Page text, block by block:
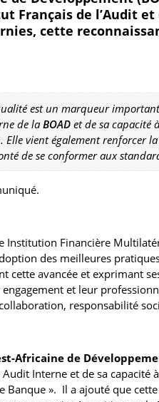
Français de l’Audit
cette
est un marqueur
de laBOAD et de sa capacité
Elle vient également renforcer
de se conformer aux
Institution Financière
des meilleures
cette avancée et exprimant
et leur
responsabilité
Africaine de
Interne et de sa capacité
Banque ». Il a ajouté que